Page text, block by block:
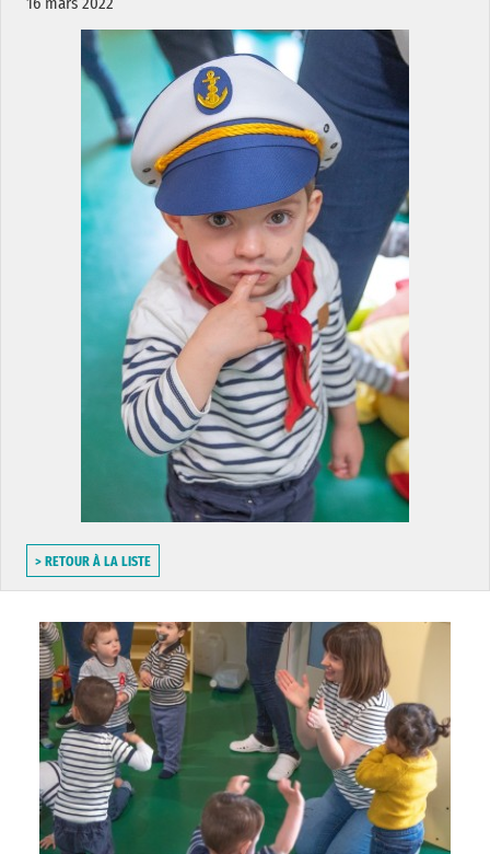
> RETOUR À LA LISTE